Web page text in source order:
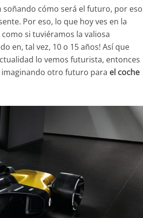
soñando cómo será el futuro, por eso
Por eso, lo que hoy ves en la
si tuviéramos la valiosa
en, tal vez, 10 o 15 años! Así que
lo vemos futurista, entonces
imaginando otro futuro para el coche